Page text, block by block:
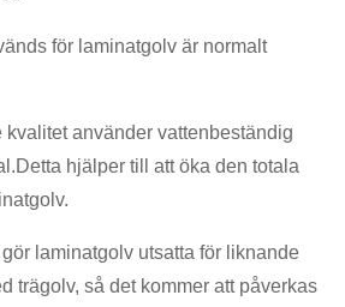
för laminatgolv är normalt
kvalitet använder vattenbeständig
hjälper till att öka den totala
laminatgolv utsatta för liknande
trägolv, så det kommer att påverkas